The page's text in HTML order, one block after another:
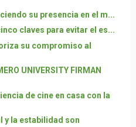
su presencia en el m...
claves para evitar el es...
su compromiso al
UNIVERSITY FIRMAN
de cine en casa con la
y la estabilidad son